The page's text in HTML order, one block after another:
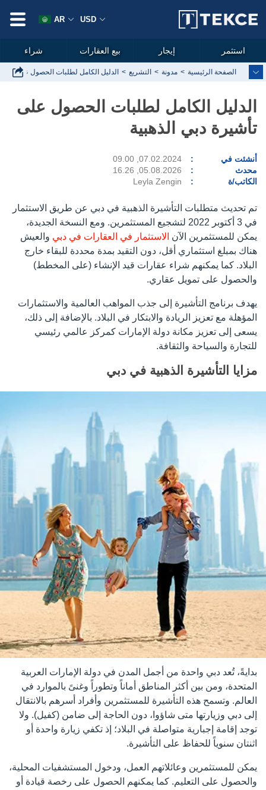
الصفحة الرئيسية مدونة التشريع الدليل الكامل لطلبات الحصول على
الدليل الكامل لطلبات الحصول على
تأشيرة دبي الذهبية
أنشئت في
07.02.2024, 09.00
محدث
05.08.2026, 16.26
الكاتب/ة
Leyla Zengin
تم تحديث متطلبات التأشيرة الذهبية في دبي عن طريق الاستثمار
في 3 أكتوبر 2022 لتشجيع المستثمرين. ومع النسخة الجديدة،
يمكن للمستثمرين الآن الاستثمار في العقارات في دبي والعيش
هناك بمبلغ استثماري أقل، دون التقيد بمدة محددة للبقاء خارج
البلاد. كما يمكنهم شراء عقارات قيد الإنشاء (على المخطط)
والحصول على تمويل عقاري.
يهدف برنامج التأشيرة إلى جذب المواهب العالمية والاستثمارات
المؤهلة مع تعزيز الريادة والابتكار في البلاد. بالإضافة إلى ذلك،
يسعى إلى تعزيز مكانة دولة الإمارات كمركز عالمي رئيسي
للتجارة والسياحة والثقافة.
مزايا التأشيرة الذهبية في دبي
بدايةً، تُعد دبي واحدة من أجمل المدن في دولة الإمارات العربية
المتحدة، ومن بين أكثر المناطق أماناً وتطوراً وغنىً بالموارد في
العالم. وتسمح هذه التأشيرة للمستثمرين وأفراد أسرهم بالانتقال
إلى دبي وزيارتها متى شاؤوا، دون الحاجة إلى ضامن (كفيل). ولا
توجد إقامة إجبارية متواصلة في البلاد؛ إذ تكفي زيارة واحدة أو
اثنتان سنوياً للحفاظ على التأشيرة.
يمكن للمستثمرين وعائلاتهم العمل، ودخول المستشفيات المحلية،
والحصول على التعليم. كما يمكنهم الحصول على رخصة قيادة أو
USD
AR
شراء بيع العقارات إيجار استثمر